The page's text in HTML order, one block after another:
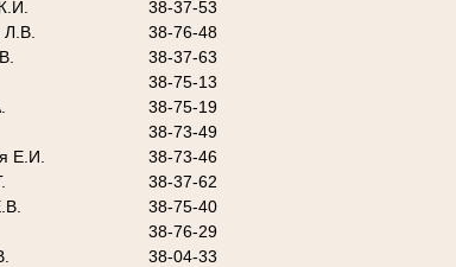
38-37-53
38-76-48
38-37-63
38-75-13
38-75-19
38-73-49
Е.И.
38-73-46
38-37-62
38-75-40
38-76-29
38-04-33